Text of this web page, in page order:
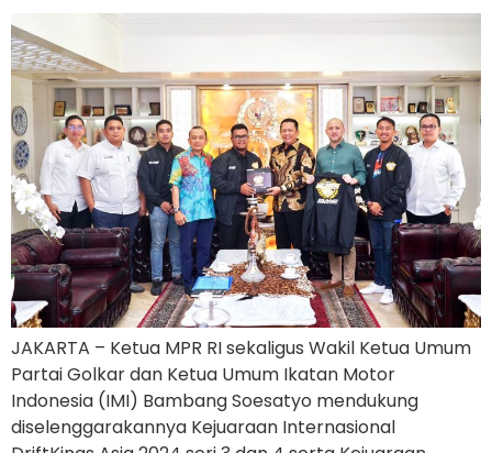
JAKARTA – Ketua MPR RI sekaligus Wakil Ketua Umum
Partai Golkar dan Ketua Umum Ikatan Motor
Indonesia (IMI) Bambang Soesatyo mendukung
diselenggarakannya Kejuaraan Internasional